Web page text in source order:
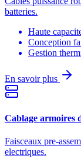
batteries.
Haute
Conception
Gestion
En savoir plus
Cablage armoires
Faisceaux pre-
electriques.